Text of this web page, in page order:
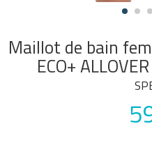
Maillot de bain
ECO+